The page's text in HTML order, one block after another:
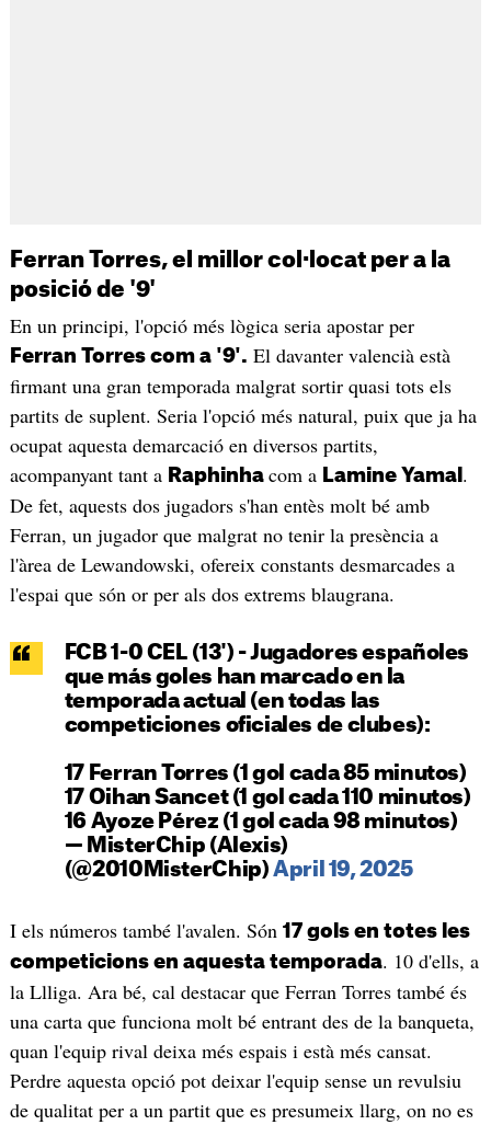
Ferran Torres, el millor col·locat per a la
posició de '9'
En un principi, l'opció més lògica seria apostar per
Ferran Torres com a '9'. El davanter valencià està
firmant una gran temporada malgrat sortir quasi tots els
partits de suplent. Seria l'opció més natural, puix que ja ha
ocupat aquesta demarcació en diversos partits,
acompanyant tant a Raphinha com a Lamine Yamal .
De fet, aquests dos jugadors s'han entès molt bé amb
Ferran, un jugador que malgrat no tenir la presència a
l'àrea de Lewandowski, ofereix constants desmarcades a
l'espai que són or per als dos extrems blaugrana.
FCB 1-0 CEL (13') - Jugadores españoles
que más goles han marcado en la
temporada actual (en todas las
competiciones oficiales de clubes):
17 Ferran Torres (1 gol cada 85 minutos)
17 Oihan Sancet (1 gol cada 110 minutos)
16 Ayoze Pérez (1 gol cada 98 minutos)
— MisterChip (Alexis)
(@2010MisterChip)April 19, 2025
I els números també l'avalen. Són 17 gols en totes les
competicions en aquesta temporada. 10 d'ells, a
la Llliga. Ara bé, cal destacar que Ferran Torres també és
una carta que funciona molt bé entrant des de la banqueta,
quan l'equip rival deixa més espais i està més cansat.
Perdre aquesta opció pot deixar l'equip sense un revulsiu
de qualitat per a un partit que es presumeix llarg, on no es